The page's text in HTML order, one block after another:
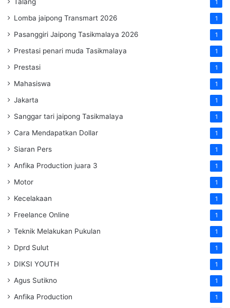
1
Lomba jaipong Transmart 2026 1
Pasanggiri Jaipong Tasikmalaya 2026 1
Prestasi penari muda Tasikmalaya 1
Prestasi 1
Mahasiswa 1
Jakarta 1
Sanggar tari jaipong Tasikmalaya 1
Cara Mendapatkan Dollar 1
Siaran Pers 1
Anfika Production juara 3 1
Motor 1
Kecelakaan 1
Freelance Online 1
Teknik Melakukan Pukulan 1
Dprd Sulut 1
DIKSI YOUTH 1
Agus Sutikno 1
Anfika Production 1